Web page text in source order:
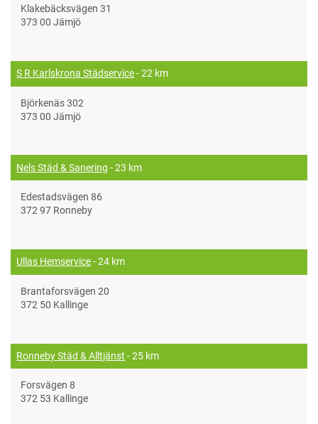
Klakebäcksvägen 31
373 00 Jämjö
S R Karlskrona Städservice- 22 km
Björkenäs 302
373 00 Jämjö
Nels Städ & Sanering - 23 km
Edestadsvägen 86
372 97 Ronneby
Ullas Hemservice- 24 km
Brantaforsvägen 20
372 50 Kallinge
Ronneby Städ & Alltjänst - 25 km
Forsvägen 8
372 53 Kallinge